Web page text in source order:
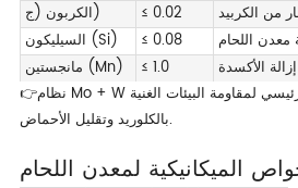
الكربون (ج)
≤ 0.02
من الكربيد
السيليكون (Si)
≤ 0.08
اللحام
مانجستين (Mn)
≤ 1.0
الأكسدة
👉نظام Mo + W العالي هو السبب الرئيسي لمقاومة البيئات الغنية
بالكلوريد وتقليل الأحماض.
الميكانيكية لمعدن اللحام